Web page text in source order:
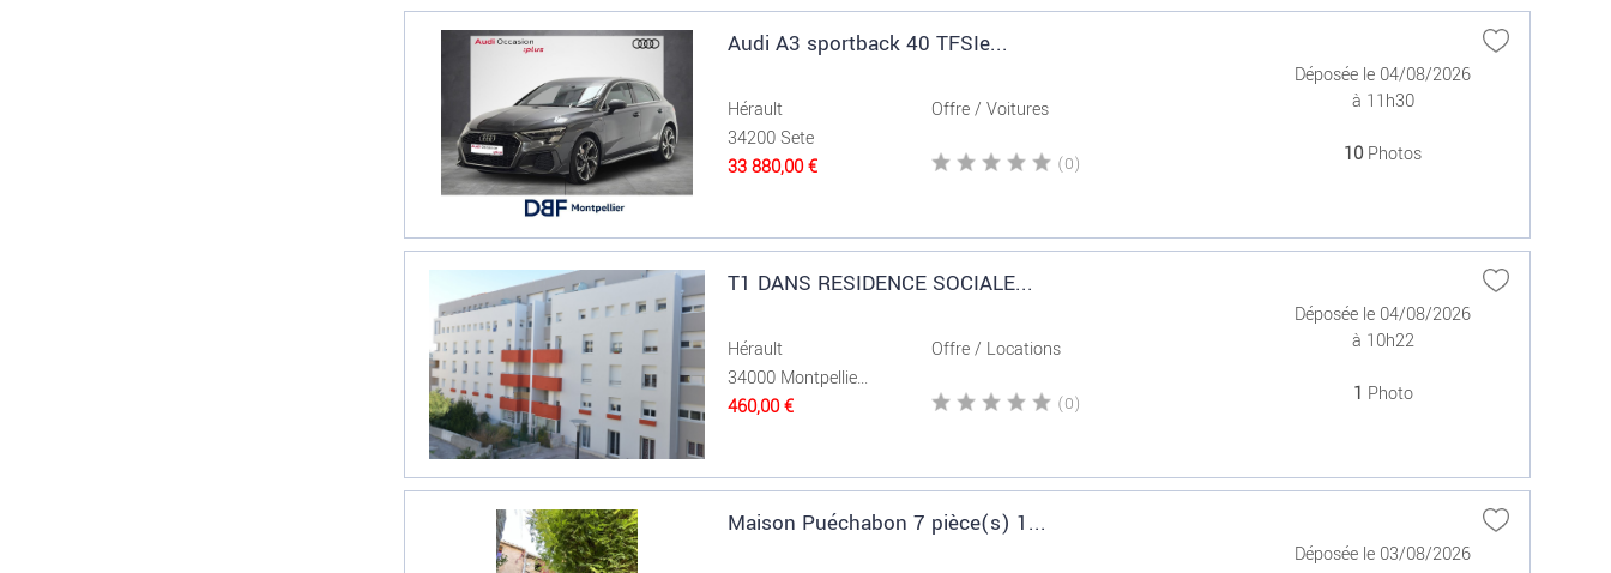
Audi A3 sportback 40 TFSIe...
Hérault
34200 Sete
33 880,00 €
Offre / Voitures
(0)
Déposée le 04/08/2026
à 11h30
10 Photos
T1 DANS RESIDENCE SOCIALE...
Hérault
34000 Montpellie...
460,00 €
Offre / Locations
(0)
Déposée le 04/08/2026
à 10h22
1 Photo
Maison Puéchabon 7 pièce(s) 1...
Déposée le 03/08/2026